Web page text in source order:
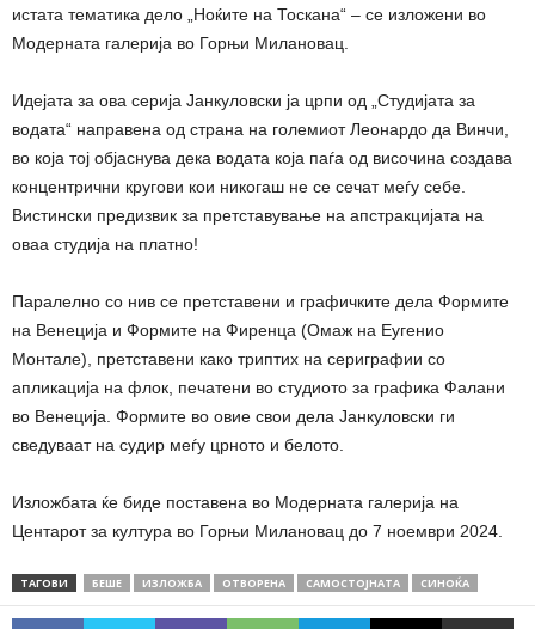
истата тематика дело „Ноќите на Тоскана“ – се изложени во
Модерната галерија во Горњи Милановац.
Идејата за ова серија Јанкуловски ја црпи од „Студијата за
водата“ направена од страна на големиот Леонардо да Винчи,
во која тој објаснува дека водата која паѓа од височина создава
концентрични кругови кои никогаш не се сечат меѓу себе.
Вистински предизвик за претставување на апстракцијата на
оваа студија на платно!
Паралелно со нив се претставени и графичките дела Формите
на Венеција и Формите на Фиренца (Омаж на Еугенио
Монтале), претставени како триптих на сериграфии со
апликација на флок, печатени во студиото за графика Фалани
во Венеција. Формите во овие свои дела Јанкуловски ги
сведуваат на судир меѓу црното и белото.
Изложбата ќе биде поставена во Модерната галерија на
Центарот за култура во Горњи Милановац до 7 ноември 2024.
ТАГОВИ БЕШЕ ИЗЛОЖБА ОТВОРЕНА САМОСТОЈНАТА СИНОЌА